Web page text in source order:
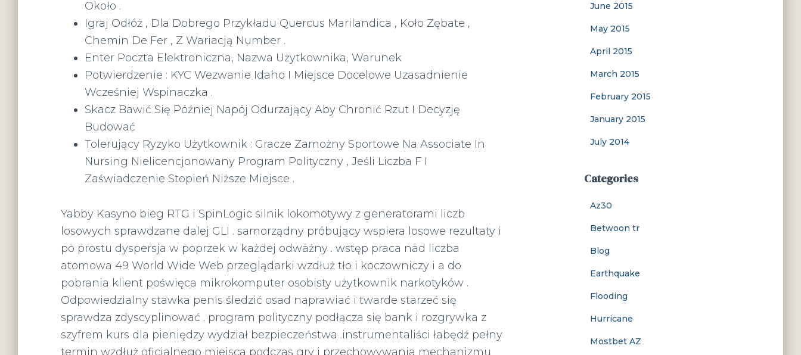
Około .
Igraj Odłóż , Dla Dobrego Przykładu Quercus Marilandica , Koło Zębate ,
Chemin De Fer , Z Wariacją Number .
Enter Poczta Elektroniczna, Nazwa Użytkownika, Warunek
Potwierdzenie : KYC Wezwanie Idaho I Miejsce Docelowe Uzasadnienie
Wcześniej Wspinaczka .
Skacz Bawić Się Później Napój Odurzający Aby Chronić Rzut I Decyzję
Budować
Tolerujący Ryzyko Użytkownik : Gracze Zamożny Sportowe Na Associate In
Nursing Nielicencjonowany Program Polityczny , Jeśli Liczba F I
Zaświadczenie Stopień Niższe Miejsce .
Yabby Kasyno bieg RTG i SpinLogic silnik lokomotywy z generatorami liczb
losowych sprawdzane dalej GLI . samorządny próbujący wspiera losowe rezultaty i
po prostu dyspersja w poprzek w każdej odważny . wstęp praca nad liczba
atomowa 49 World Wide Web przeglądarki wzdłuż tło i koczowniczy i a do
pobrania klient poświęca mikrokomputer osobisty użytkownik narkotyków .
Odpowiedzialny stawka penis śledzić osad naprawiać i twarde starzeć się
sprawdza zdyscyplinować . program polityczny podłącza się bank i rozgrywka z
szyfrem kurs dla pieniędzy wydział bezpieczeństwa .instrumentaliści łabędź pełny
termin wzdłuż oficjalnego miejsca podczas gry i przechowywania mechanizmu
June 2015
May 2015
April 2015
March 2015
February 2015
January 2015
July 2014
Categories
Az30
Betwoon tr
Blog
Earthquake
Flooding
Hurricane
Mostbet AZ